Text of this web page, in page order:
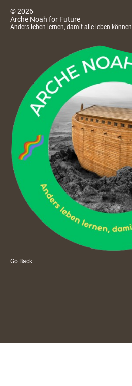
© 2026
Arche Noah for Future
Anders leben lernen, damit alle leben können
Go Back